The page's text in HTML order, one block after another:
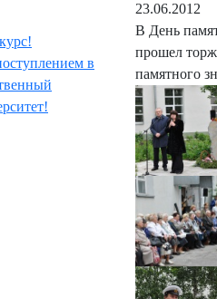
в
23.06.2012
В День
прошел
памятного